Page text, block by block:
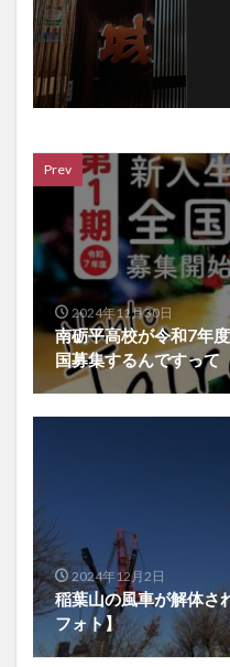
Prev
2024年11月30日
南砺平高校が令和7年
国募集するんですって
2024年12月2日
稲葉山の風車が解体さ
フォト】